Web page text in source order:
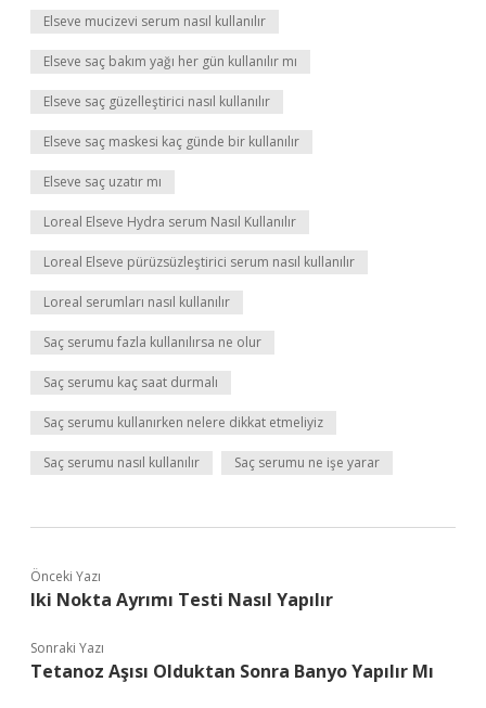
Elseve mucizevi serum nasıl kullanılır
Elseve saç bakım yağı her gün kullanılır mı
Elseve saç güzelleştirici nasıl kullanılır
Elseve saç maskesi kaç günde bir kullanılır
Elseve saç uzatır mı
Loreal Elseve Hydra serum Nasıl Kullanılır
Loreal Elseve pürüzsüzleştirici serum nasıl kullanılır
Loreal serumları nasıl kullanılır
Saç serumu fazla kullanılırsa ne olur
Saç serumu kaç saat durmalı
Saç serumu kullanırken nelere dikkat etmeliyiz
Saç serumu nasıl kullanılır Saç serumu ne işe yarar
Önceki Yazı
Iki Nokta Ayrımı Testi Nasıl Yapılır
Sonraki Yazı
Tetanoz Aşısı Olduktan Sonra Banyo Yapılır Mı